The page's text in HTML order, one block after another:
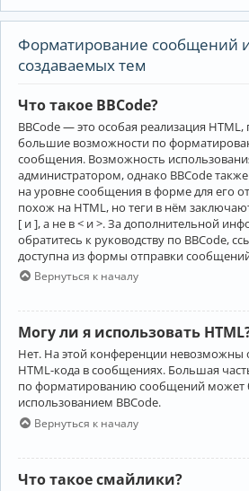
Форматирование сообщений
создаваемых тем
Что такое BBCode?
BBCode — это особая реализация
большие возможности по
сообщения. Возможность
администратором, однако BBCode
на уровне сообщения в форме для его
похож на HTML, но теги в нём
[ и ], а не в < и >. За дополнительной
обратитесь к руководству по BBCode,
доступна из формы отправки
Вернуться к началу
Могу ли я использовать
Нет. На этой конференции невозможны
HTML-кода в сообщениях. Большая
по форматированию сообщений может
использованием BBCode.
Вернуться к началу
Что такое смайлики?